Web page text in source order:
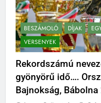
BESZÁMOLÓ DÍJAK
VERSENYEK
Rekordszámú
gyönyörű idő….
Bajnokság, Bábolna